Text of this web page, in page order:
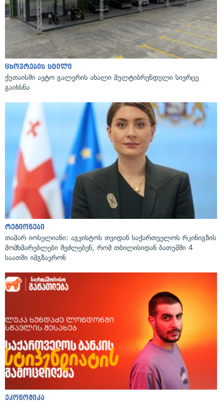
ცხოვრების სტილი
ქუთაისში ავტო გალერის ახალი მულტიბრენდული სივრცე
გაიხსნა
რეგიონები
თამარ იოსელიანი: აგვისტოს თვიდან საქართველოს რკინიგზის
მომხმარებლები შეძლებენ, რომ თბილისიდან ბათუმში 4
საათში იმგზავრონ
ეკონომიკა